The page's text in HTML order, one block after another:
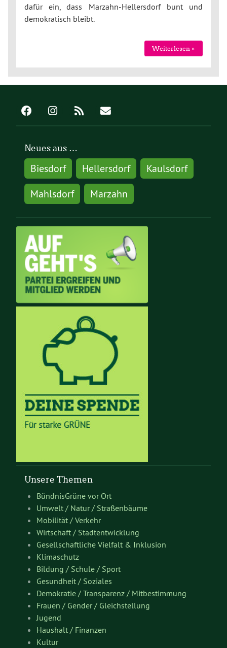
dafür ein, dass Marzahn-Hellersdorf bunt und
demokratisch bleibt.
Weiterlesen »
Neues aus …
Biesdorf Hellersdorf
Kaulsdorf
Mahlsdorf
Marzahn
Unsere Themen
BündnisGrüne vor Ort
Umwelt / Natur / Straßenbäume
Mobilität / Verkehr
Wirtschaft / Stadtentwicklung
Gesellschaftliche Vielfalt & Inklusion
Klimaschutz
Bildung / Schule / Sport
Gesundheit / Soziales
Demokratie / Transparenz / Mitbestimmung
Frauen / Gender / Gleichstellung
Jugend
Haushalt / Finanzen
Kultur